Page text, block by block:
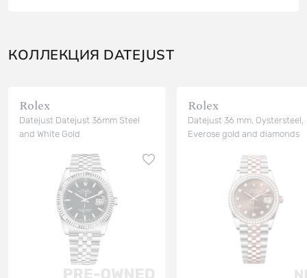
КОЛЛЕКЦИЯ DATEJUST
Rolex
Datejust Datejust 36mm Steel
and White Gold
Rolex
Datejust 36 mm, Oystersteel,
Everose gold and diamonds